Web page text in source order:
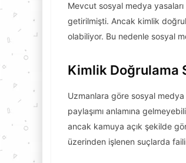
Mevcut sosyal medya
getirilmişti. Ancak kimlik
olabiliyor. Bu nedenle sosyal
Kimlik Doğrulama
Uzmanlara göre sosyal
paylaşımı anlamına
ancak kamuya açık şekilde
üzerinden işlenen suçlarda